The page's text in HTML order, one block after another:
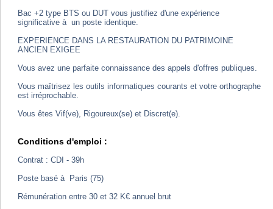
Bac +2 type BTS ou DUT vous justifiez d'une expérience
significative à un poste identique.
EXPERIENCE DANS LA RESTAURATION DU PATRIMOINE
ANCIEN EXIGEE
Vous avez une parfaite connaissance des appels d'offres publiques.
Vous maîtrisez les outils informatiques courants et votre orthographe
est irréprochable.
Vous êtes Vif(ve), Rigoureux(se) et Discret(e).
Conditions d'emploi :
Contrat : CDI - 39h
Poste basé à Paris (75)
Rémunération entre 30 et 32 K€ annuel brut